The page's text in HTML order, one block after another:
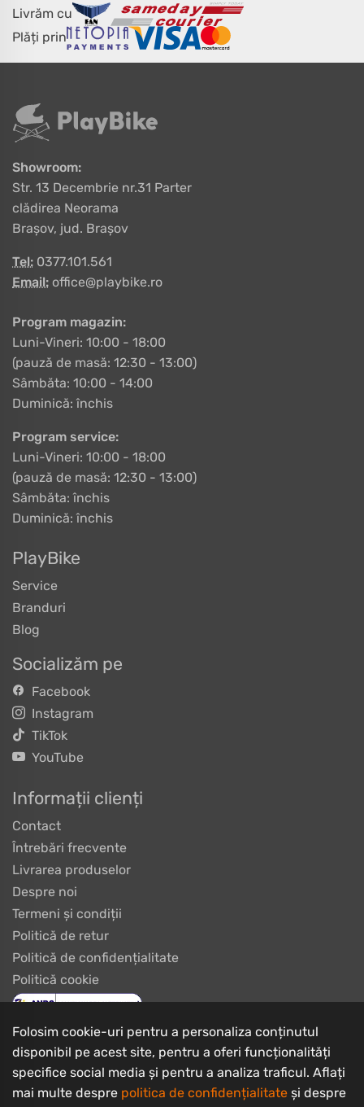
Livrăm cu
Plăți prin
Showroom:
Str. 13 Decembrie nr.31 Parter
clădirea Neorama
Brașov, jud. Brașov
Tel: 0377.101.561
Email: office@playbike.ro
Program magazin:
Luni-Vineri: 10:00 - 18:00
(pauză de masă: 12:30 - 13:00)
Sâmbăta: 10:00 - 14:00
Duminică: închis
Program service:
Luni-Vineri: 10:00 - 18:00
(pauză de masă: 12:30 - 13:00)
Sâmbăta: închis
Duminică: închis
PlayBike
Service
Branduri
Blog
Socializăm pe
Facebook
Instagram
TikTok
YouTube
Informații clienți
Contact
Întrebări frecvente
Livrarea produselor
Despre noi
Termeni și condiții
Politică de retur
Politică de confidențialitate
Politică cookie
Folosim cookie-uri pentru a personaliza conținutul
disponibil pe acest site, pentru a oferi funcționalități
specifice social media și pentru a analiza traficul. Aflați
mai multe despre politica de confidențialitate și despre